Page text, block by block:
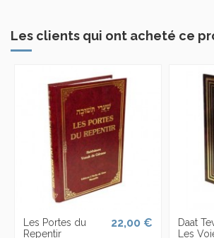
Les clients qui ont acheté ce
Les Portes du
Repentir
22,00 €
Daat
Les